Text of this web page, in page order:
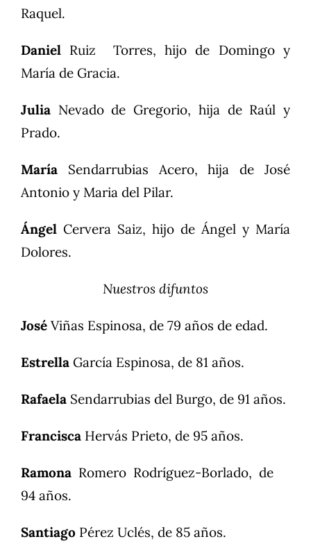
Raquel.
Daniel Ruiz Torres, hijo de Domingo y
María de Gracia.
Julia Nevado de Gregorio, hija de Raúl y
Prado.
María Sendarrubias Acero, hija de José
Antonio y Maria del Pilar.
Ángel Cervera Saiz, hijo de Ángel y María
Dolores.
Nuestros difuntos
José Viñas Espinosa, de 79 años de edad.
Estrella García Espinosa, de 81 años.
Rafaela Sendarrubias del Burgo, de 91 años.
Francisca Hervás Prieto, de 95 años.
Ramona Romero Rodríguez-Borlado, de
94 años.
Santiago Pérez Uclés, de 85 años.